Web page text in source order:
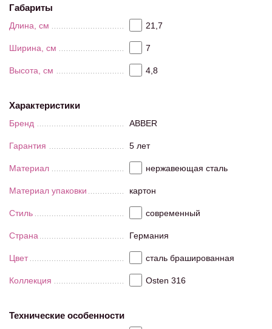
Габариты
Длина, см 21,7
Ширина, см 7
Высота, см 4,8
Характеристики
Бренд ABBER
Гарантия 5 лет
Материал нержавеющая сталь
Материал упаковки картон
Стиль современный
Страна Германия
Цвет сталь брашированная
Коллекция Osten 316
Технические особенности